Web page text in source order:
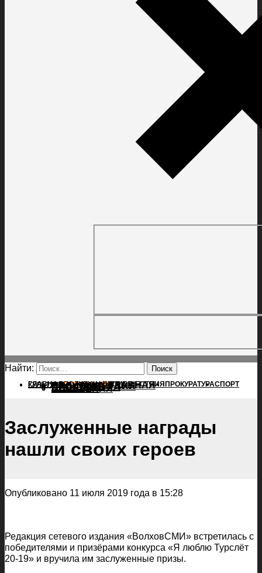
Найти:
ГЛАВНАЯПОЛИТИКАПРОИСШЕСТВИЯ ПРОКУРАТУРАСПОРТ
КУЛЬТУРАПОСЕЛЕНИЯГЛАВНАЯ
ПОЛИТИКА
ПРОИСШЕСТВИЯ
ПРОКУРАТУРА
СПОРТ
КУЛЬТУРА
ПОСЕЛЕНИЯ
Заслуженные награды
нашли своих героев
Опубликовано 11 июля 2019 года в 15:28
Редакция сетевого издания «ВолховСМИ» встретилась с
победителями и призёрами конкурса «Я люблю Турслёт
20-19» и вручила им заслуженные призы.